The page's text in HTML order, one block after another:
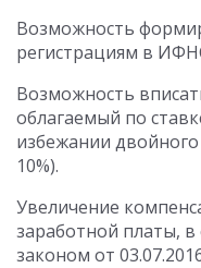
Возможность
регистрациям в
Возможность
облагаемый по
избежании
10%).
Увеличение
заработной платы,
законом от